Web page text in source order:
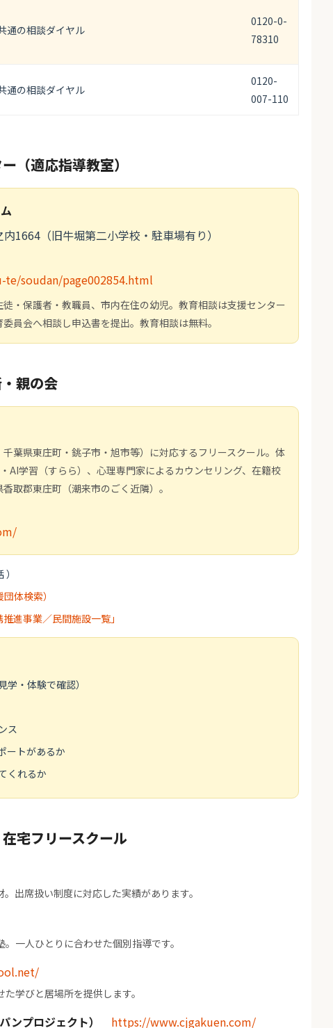
通の相談ダイヤル
0120-0-
78310
通の相談ダイヤル
0120-
007-110
（適応指導教室）
1664（旧牛堀第二小学校・駐車場有り）
soudan/page002854.html
・保護者・教職員、市内在住の幼児。教育相談は支援センター
員会へ相談し申込書を提出。教育相談は無料。
親の会
葉県東庄町・銚子市・旭市等）に対応するフリースクール。体
AI学習（すらら）、心理専門家によるカウンセリング、在籍校
取郡東庄町（潮来市のごく近隣）。
）
体検索）
進事業／民間施設一覧」
・体験で確認）
ス
ートがあるか
くれるか
宅フリースクール
出席扱い制度に対応した実績があります。
一人ひとりに合わせた個別指導です。
学びと居場所を提供します。
ンプロジェクト） https://www.cjgakuen.com/